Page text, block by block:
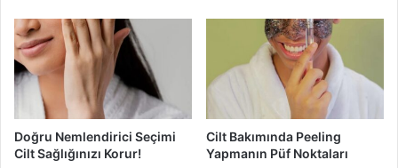
Doğru Nemlendirici Seçimi
Cilt Sağlığınızı Korur!
Cilt Bakımında Peeling
Yapmanın Püf Noktaları